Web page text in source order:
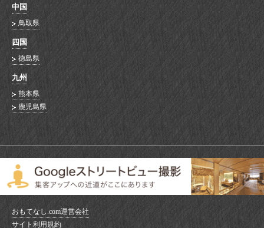
中国
鳥取県
四国
徳島県
九州
熊本県
鹿児島県
おもてなし.com運営会社
サイト利用規約